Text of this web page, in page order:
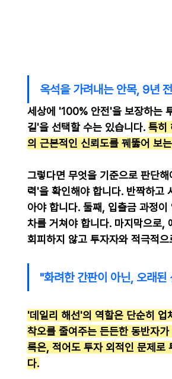
옥석을 가려내는 안목, 9년
세상에 '100% 안전'을 보장하는
길'을 선택할 수는 있습니다. 특히
의 근본적인 신뢰도를 꿰뚫어 보
그렇다면 무엇을 기준으로 판단
력'을 확인해야 합니다. 반짝하고
아야 합니다. 둘째, 입출금 과정
차를 거쳐야 합니다. 마지막으로,
회피하지 않고 투자자와 적극적
"화려한 간판이 아닌, 오래된
'데일리 해선'의 역할은 단순히 업
착오를 줄여주는 든든한 동반자
록은, 적어도 투자 외적인 문제로
다.